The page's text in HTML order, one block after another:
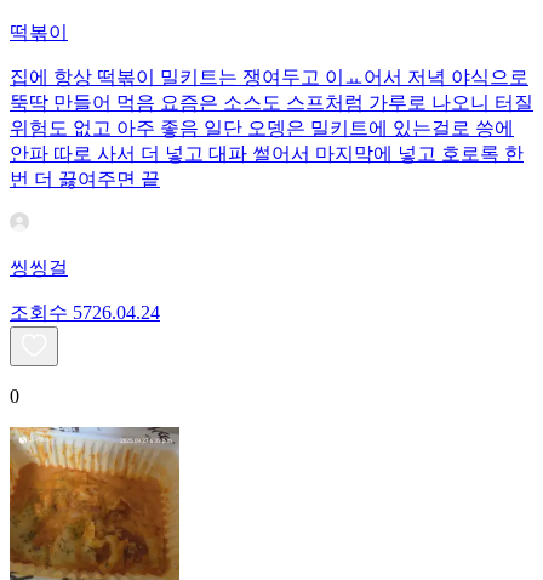
떡볶이
집에 항상 떡볶이 밀키트는 쟁여두고 이ㅛ어서 저녁 야식으로
뚝딱 만들어 먹음 요즘은 소스도 스프처럼 가루로 나오니 터질
위험도 없고 아주 좋음 일단 오뎅은 밀키트에 있는걸로 씅에
안파 따로 사서 더 넣고 대파 썰어서 마지막에 넣고 호로록 한
번 더 끓여주면 끝
씽씽걸
조회수 5726.04.24
0